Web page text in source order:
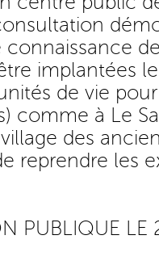
implantées
de vie
comme à Le
des
reprendre les
PUBLIQUE